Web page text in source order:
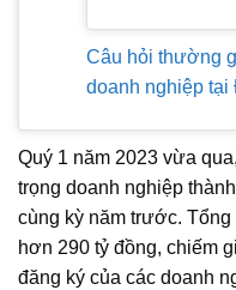
Câu hỏi thường
doanh nghiệp tại
Quý 1 năm 2023 vừa
trọng doanh nghiệp
cùng kỳ năm trước.
hơn 290 tỷ đồng, chiếm
đăng ký của các doanh